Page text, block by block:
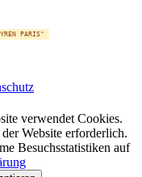
PARIS"
verwendet Cookies.
Website erforderlich.
Besuchsstatistiken auf